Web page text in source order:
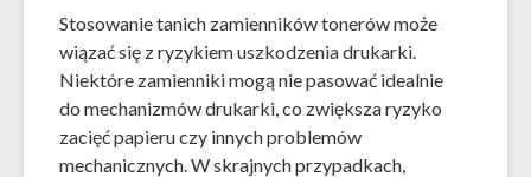
Stosowanie tanich zamienników tonerów może
wiązać się z ryzykiem uszkodzenia drukarki.
Niektóre zamienniki mogą nie pasować idealnie
do mechanizmów drukarki, co zwiększa ryzyko
zacięć papieru czy innych problemów
mechanicznych. W skrajnych przypadkach,